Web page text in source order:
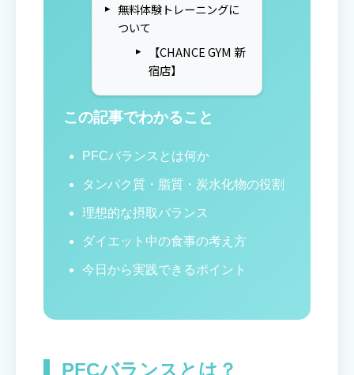
無料体験トレーニングに
ついて
【CHANCE GYM 新
宿店】
この記事でわかること
PFCバランスとは何か
タンパク質・脂質・炭水化物の役割
理想的な摂取バランス
ダイエット中の食事の考え方
今日から実践できるポイント
PFCバランスとは？